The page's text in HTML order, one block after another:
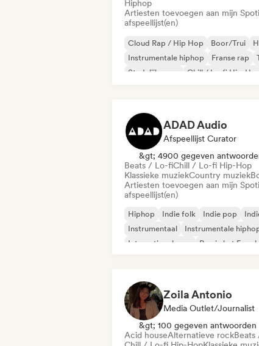
Hiphop
Artiesten toevoegen aan mijn
afspeellijst(en)
Cloud Rap / Hip Hop Boor/Trui
Instrumentale hiphop
Franse rap
Stedelijke pop
Chill / Lo-fi Hip-Hop
ADAD Audio
Afspeellijst Curator
&gt; 4900 gegeven
Beats / Lo-fiChill / Lo-fi Hip-Hop
Klassieke muziekCountry muziek
Artiesten toevoegen aan mijn
afspeellijst(en)
Hiphop Indie folk Indie pop
Instrumentaal
Instrumentale
Internationale rap
Rap in het Engels
Zoila Antonio
Media Outlet/Journalist
&gt; 100 gegeven antwoorden
Acid houseAlternatieve rock